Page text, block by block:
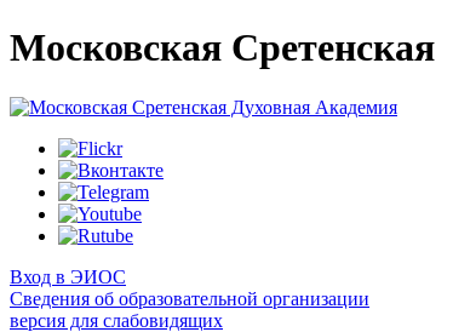
Московская Сретенская
Вход в ЭИОС
Сведения об образовательной организации
версия для слабовидящих